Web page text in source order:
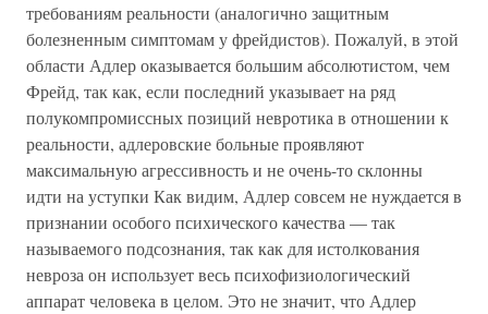
требованиям реальности (аналогично защитным
болезненным симптомам у фрейдистов). Пожалуй, в этой
области Адлер оказывается большим абсолютистом, чем
Фрейд, так как, если последний указывает на ряд
полукомпромиссных позиций невротика в отношении к
реальности, адлеровские больные проявляют
максимальную агрессивность и не очень-то склонны
идти на уступки Как видим, Адлер совсем не нуждается в
признании особого психического качества — так
называемого подсознания, так как для истолкования
невроза он использует весь психофизиологический
аппарат человека в целом. Это не значит, что Адлер